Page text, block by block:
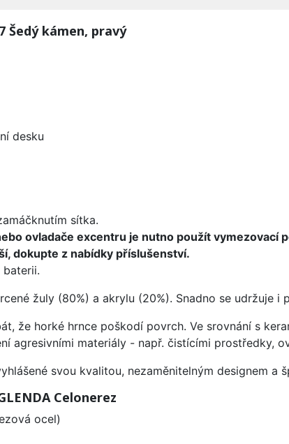
Šedý kámen, pravý
desku
sítka.
ovladače excentru je nutno použít vymezovací
dokupte z nabídky příslušenství.
žuly (80%) a akrylu (20%). Snadno se udržuje i
že horké hrnce poškodí povrch. Ve srovnání s
agresivními materiály - např. čistícími prostředky,
svou kvalitou, nezaměnitelným designem a
Celonerez
ocel)